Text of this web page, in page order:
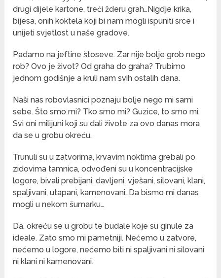
drugi dijele kartone, treći žderu grah…Nigdje krika,
bijesa, onih koktela koji bi nam mogli ispuniti srce i
unijeti svjetlost u naše gradove.
Padamo na jeftine štoseve. Zar nije bolje grob nego
rob? Ovo je život? Od graha do graha? Trubimo
jednom godišnje a kruli nam svih ostalih dana.
Naši nas robovlasnici poznaju bolje nego mi sami
sebe. Što smo mi? Tko smo mi? Guzice, to smo mi.
Svi oni milijuni koji su dali živote za ovo danas mora
da se u grobu okreću.
Trunuli su u zatvorima, krvavim noktima grebali po
zidovima tamnica, odvođeni su u koncentracijske
logore, bivali prebijani, davljeni, vješani, silovani, klani,
spaljivani, utapani, kamenovani…Da bismo mi danas
mogli u nekom šumarku…
Da, okreću se u grobu te budale koje su ginule za
ideale. Zato smo mi pametniji. Nećemo u zatvore,
nećemo u logore, nećemo biti ni spaljivani ni silovani
ni klani ni kamenovani.